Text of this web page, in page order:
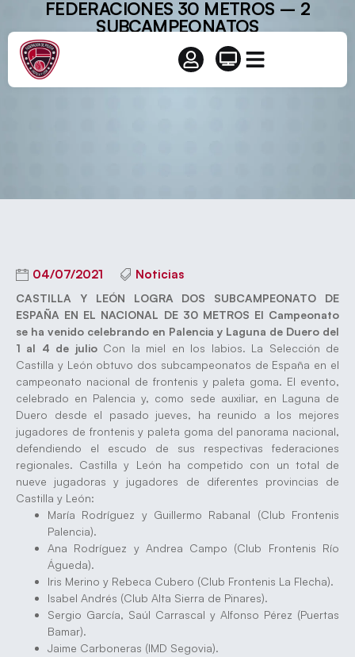
FEDERACIONES 30 METROS – 2
SUBCAMPEONATOS
04/07/2021 Noticias
CASTILLA Y LEÓN LOGRA DOS SUBCAMPEONATO DE
ESPAÑA EN EL NACIONAL DE 30 METROS El Campeonato
se ha venido celebrando en Palencia y Laguna de Duero del
1 al 4 de julioCon la miel en los labios. La Selección de
Castilla y León obtuvo dos subcampeonatos de España en el
campeonato nacional de frontenis y paleta goma. El evento,
celebrado en Palencia y, como sede auxiliar, en Laguna de
Duero desde el pasado jueves, ha reunido a los mejores
jugadores de frontenis y paleta goma del panorama nacional,
defendiendo el escudo de sus respectivas federaciones
regionales. Castilla y León ha competido con un total de
nueve jugadoras y jugadores de diferentes provincias de
Castilla y León:
María Rodríguez y Guillermo Rabanal (Club Frontenis
Palencia).
Ana Rodríguez y Andrea Campo (Club Frontenis Río
Águeda).
Iris Merino y Rebeca Cubero (Club Frontenis La Flecha).
Isabel Andrés (Club Alta Sierra de Pinares).
Sergio García, Saúl Carrascal y Alfonso Pérez (Puertas
Bamar).
Jaime Carboneras (IMD Segovia).